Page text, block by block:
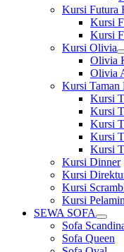
Kursi Futura
Kursi
Kursi
Kursi Olivia
Olivia
Olivia
Kursi Taman
Kursi
Kursi
Kursi
Kursi
Kursi
Kursi Dinner
Kursi
Kursi
Kursi
SEWA SOFA
Show
sub
menu
Sofa
Sofa Queen